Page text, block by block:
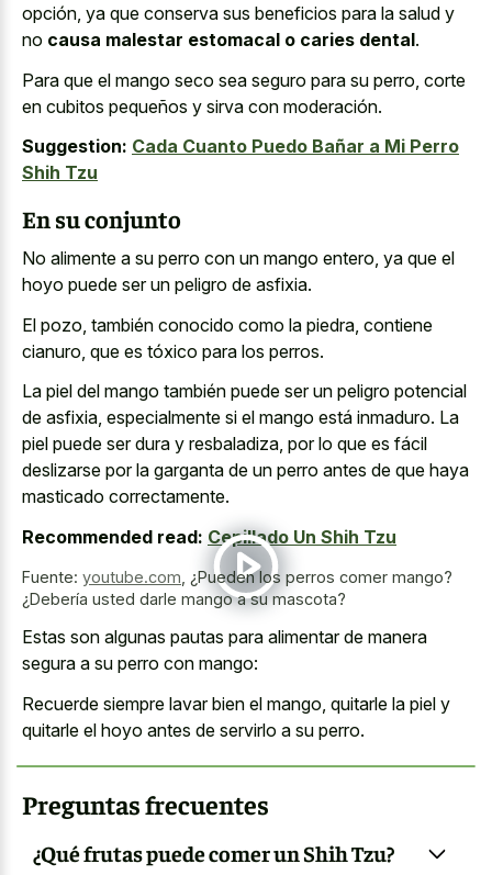
opción, ya que conserva sus beneficios para la salud y
no causa malestar estomacal o caries dental.
Para que el mango seco sea seguro para su perro, corte
en cubitos pequeños y sirva con moderación.
Suggestion: Cada Cuanto Puedo Bañar a Mi Perro
Shih Tzu
En su conjunto
No alimente a su perro con un mango entero, ya que el
hoyo puede ser un peligro de asfixia.
El pozo, también conocido como la piedra, contiene
cianuro, que es tóxico para los perros.
La piel del mango también puede ser un peligro potencial
de asfixia, especialmente si el mango está inmaduro. La
piel puede ser dura y resbaladiza, por lo que es fácil
deslizarse por la garganta de un perro antes de que haya
masticado correctamente.
Recommended read: Cepillado Un Shih Tzu
Fuente: youtube.com ¿Pueden los perros comer mango?
¿Debería usted darle mango a su mascota?
Estas son algunas pautas para alimentar de manera
segura a su perro con mango:
Recuerde siempre lavar bien el mango, quitarle la piel y
quitarle el hoyo antes de servirlo a su perro.
Preguntas frecuentes
¿Qué frutas puede comer un Shih Tzu?